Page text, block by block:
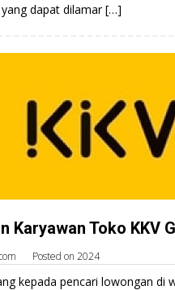
dapat dilamar […]
Karyawan Toko KKV
Posted on 2024
kepada pencari lowongan di